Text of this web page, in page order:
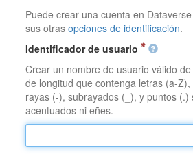
Puede crear una cuenta en
sus otrasopciones de identificación.
Identificador de usuario
Crear un nombre de usuario válido
de longitud que contenga letras (a-
rayas (-), subrayados (_), y puntos (.)
acentuados ni eñes.